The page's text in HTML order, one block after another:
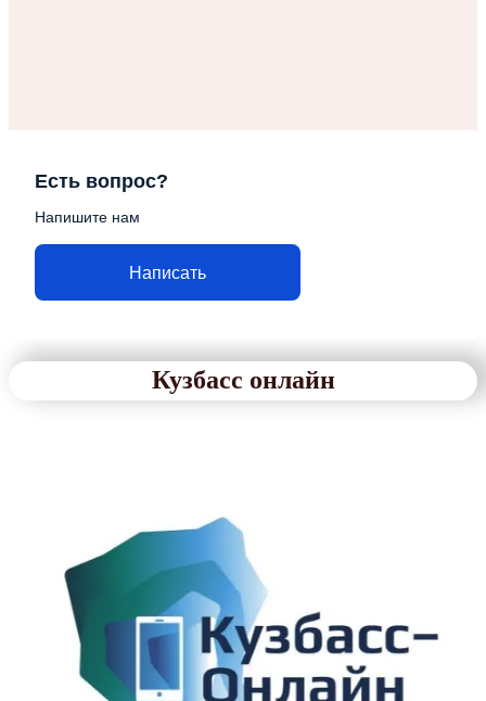
Есть вопрос?
Напишите нам
Написать
Кузбасс онлайн